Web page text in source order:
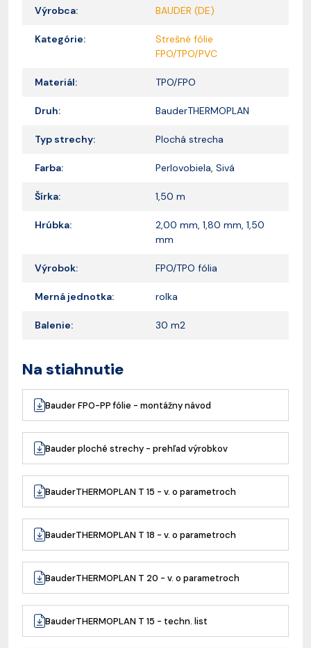
Výrobca: BAUDER (DE)
Kategórie:
Strešné fólie
FPO/TPO/PVC
Materiál: TPO/FPO
Druh: BauderTHERMOPLAN
Typ strechy: Plochá strecha
Farba: Perlovobiela, Sivá
Šírka: 1,50 m
Hrúbka:
2,00 mm, 1,80 mm, 1,50
mm
Výrobok: FPO/TPO fólia
Merná jednotka: rolka
Balenie: 30 m2
Na stiahnutie
Bauder FPO-PP fólie - montážny návod
Bauder ploché strechy - prehľad výrobkov
BauderTHERMOPLAN T 15 - v. o parametroch
BauderTHERMOPLAN T 18 - v. o parametroch
BauderTHERMOPLAN T 20 - v. o parametroch
BauderTHERMOPLAN T 15 - techn. list